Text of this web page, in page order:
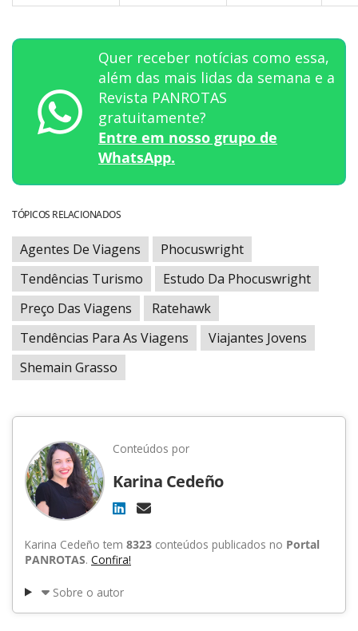
Quer receber notícias como essa,
além das mais lidas da semana e a
Revista PANROTAS
gratuitamente?
Entre em nosso grupo de
WhatsApp.
TÓPICOS RELACIONADOS
Agentes De Viagens
Phocuswright
Tendências Turismo
Estudo Da Phocuswright
Preço Das Viagens
Ratehawk
Tendências Para As Viagens
Viajantes Jovens
Shemain Grasso
Conteúdos por
Karina Cedeño
Karina Cedeño tem 8323 conteúdos publicados no Portal
PANROTAS. Confira!
Sobre o autor